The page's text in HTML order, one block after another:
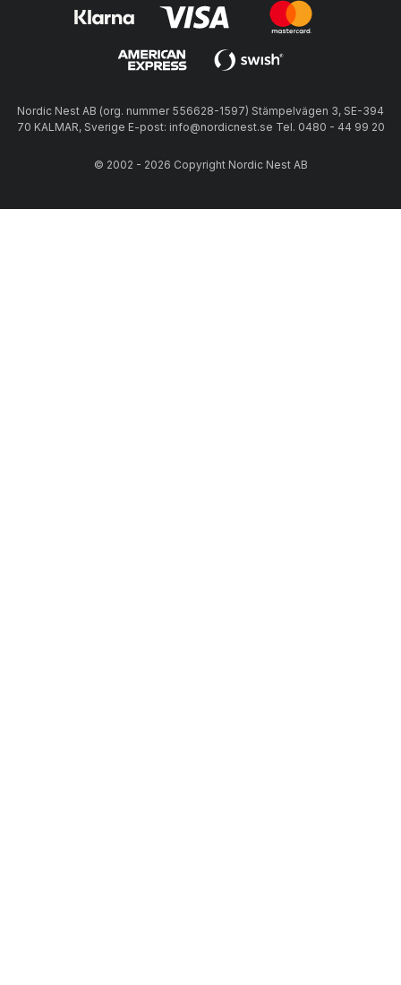
Nordic Nest AB (org. nummer 556628-1597) Stämpelvägen 3, SE-394
70 KALMAR, Sverige E-post: info@nordicnest.se Tel. 0480 - 44 99 20
© 2002 - 2026 Copyright Nordic Nest AB